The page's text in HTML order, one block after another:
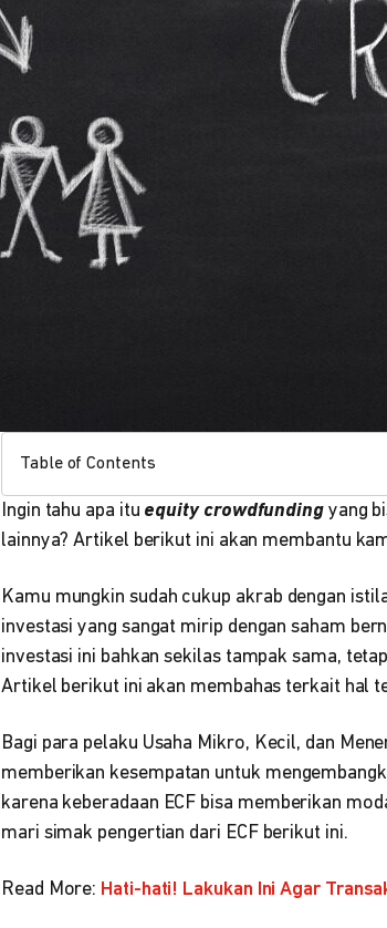
Table of Contents
Ingin tahu apa itu equity crowdfunding yang
lainnya? Artikel berikut ini akan membantu
Kamu mungkin sudah cukup akrab dengan
investasi yang sangat mirip dengan saham
investasi ini bahkan sekilas tampak sama,
Artikel berikut ini akan membahas terkait hal
Bagi para pelaku Usaha Mikro, Kecil, dan
memberikan kesempatan untuk
karena keberadaan ECF bisa memberikan
mari simak pengertian dari ECF berikut ini.
Read More: Hati-hati! Lakukan Ini Agar